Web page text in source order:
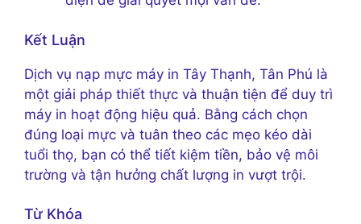
Kết Luận
Dịch vụ nạp mực máy in Tây Thạnh, Tân Phú là
một giải pháp thiết thực và thuận tiện để duy trì
máy in hoạt động hiệu quả. Bằng cách chọn
đúng loại mực và tuân theo các mẹo kéo dài
tuổi thọ, bạn có thể tiết kiệm tiền, bảo vệ môi
trường và tận hưởng chất lượng in vượt trội.
Từ Khóa